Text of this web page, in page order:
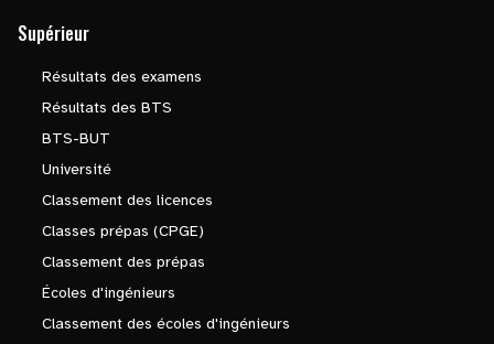
Supérieur
Résultats des examens
Résultats des BTS
BTS-BUT
Université
Classement des licences
Classes prépas (CPGE)
Classement des prépas
Écoles d'ingénieurs
Classement des écoles d'ingénieurs